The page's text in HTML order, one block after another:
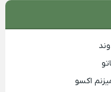
اکسو